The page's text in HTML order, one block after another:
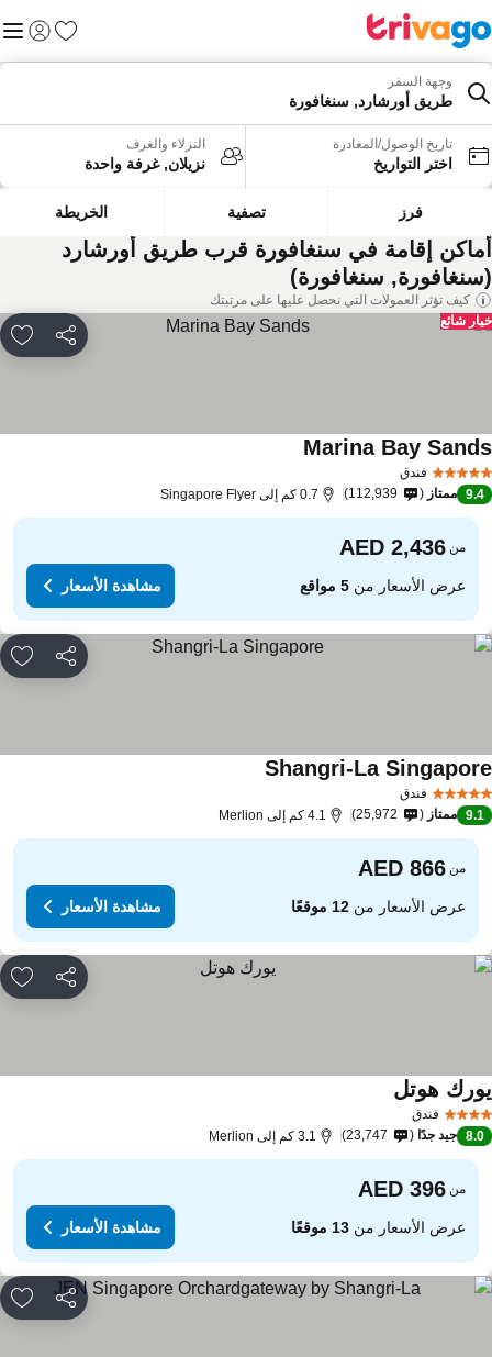
المفضلة
تسجيل
وجهة السفر
طريق أورشارد, سنغافورة
تاريخ الوصول/المغادرة
اختر التواريخ
النزلاء والغرف
نزيلان, غرفة واحدة
فرز تصفية الخريطة
إقامة في سنغافورة قرب طريق أورشارد
سنغافورة)
كيف تؤثر العمولات التي نحصل عليها على مرتبتك
مشاركة
شائع
فندق
Marina Bay
9.4 ممتاز 112,939 0.7 كم إلى Singapore Flyer
من
عرض الأسعار من5 مواقع مشاهدة الأسعار
مشاركة
فندق
Shangri-La
9.1 ممتاز 25,972 4.1 كم إلى Merlion
من
عرض الأسعار من12 موقعًا مشاهدة الأسعار
مشاركة
فندق
هوتل
8.0 جيد جدًا 23,747 3.1 كم إلى Merlion
من
عرض الأسعار من13 موقعًا مشاهدة الأسعار
مشاركة